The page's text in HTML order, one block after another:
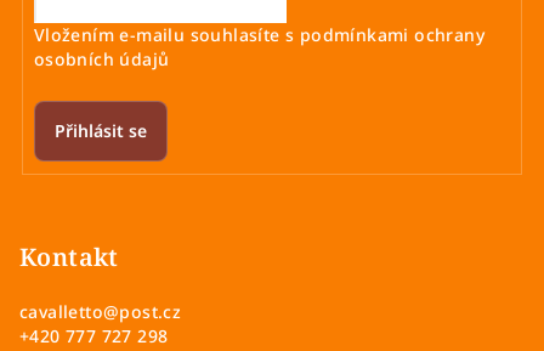
k
i
Vložením e-mailu souhlasíte s podmínkami ochrany
osobních údajů
Přihlásit se
Kontakt
cavalletto@post.cz
+420 777 727 298